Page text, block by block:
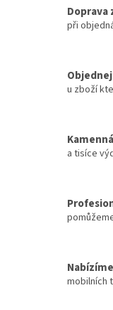
Doprava
při
u zboží
a tisíce
mobilních